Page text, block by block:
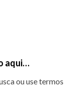
aqui…
ou use termos